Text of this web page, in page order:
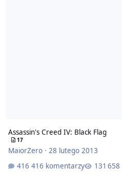
Assassin's Creed IV: Black Flag
17
MaiorZero ·28 lutego 2013
416 komentarzy